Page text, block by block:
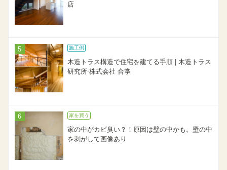
店
施工例
木造トラス構造で住宅を建てる手順 | 木造トラス
研究所-株式会社 合掌
家を買う
家の中がカビ臭い？！原因は壁の中かも。壁の中
を剥がして画像あり